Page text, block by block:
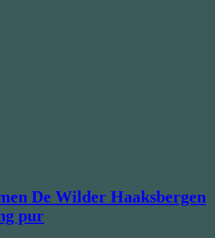
De Wilder Haaksbergen
pur